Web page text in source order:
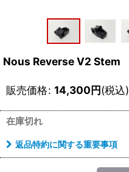
Nous Reverse V2 Stem
販売価格: 14,300円(税込)
在庫切れ
返品特約に関する重要事項